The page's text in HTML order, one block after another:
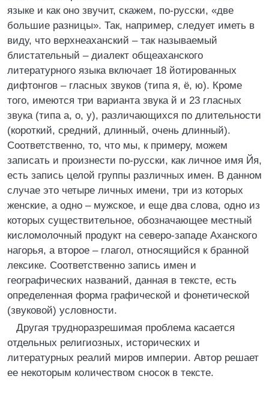
языке и как оно звучит, скажем, по-русски, «две
большие разницы». Так, например, следует иметь в
виду, что верхнеаханский – так называемый
блистательный – диалект общеаханского
литературного языка включает 18 йотированных
дифтонгов – гласных звуков (типа я, ё, ю). Кроме
того, имеются три варианта звука й и 23 гласных
звука (типа а, о, у), различающихся по длительности
(короткий, средний, длинный, очень длинный).
Соответственно, то, что мы, к примеру, можем
записать и произнести по-русски, как личное имя Йя,
есть запись целой группы различных имен. В данном
случае это четыре личных имени, три из которых
женские, а одно – мужское, и еще два слова, одно из
которых существительное, обозначающее местный
кисломолочный продукт на северо-западе Аханского
нагорья, а второе – глагол, относящийся к бранной
лексике. Соответственно запись имен и
географических названий, данная в тексте, есть
определенная форма графической и фонетической
(звуковой) условности.
Другая трудноразрешимая проблема касается
отдельных религиозных, исторических и
литературных реалий миров империи. Автор решает
ее некоторым количеством сносок в тексте.